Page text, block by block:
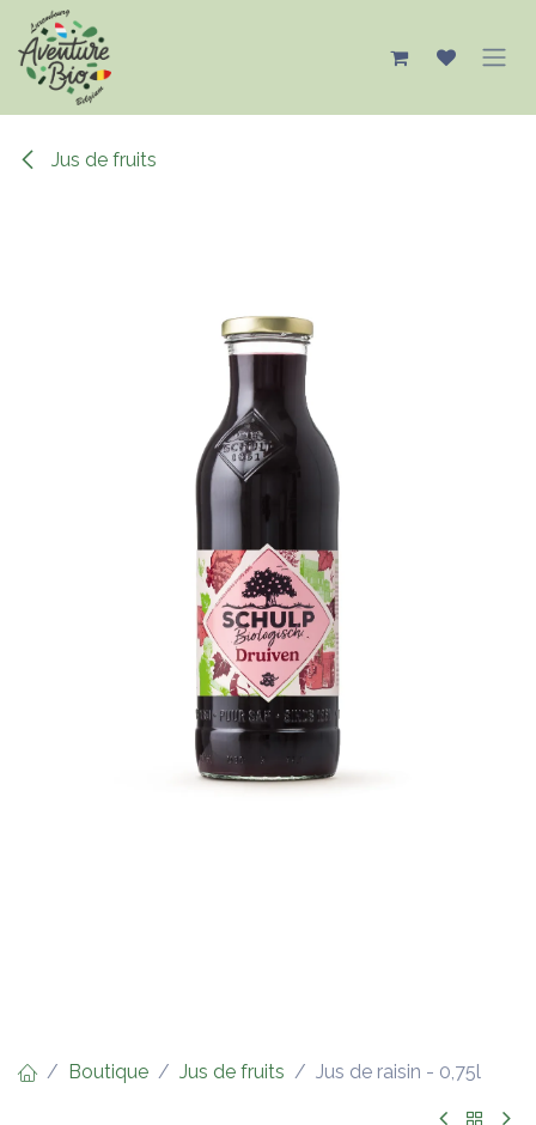
Se rendre au contenu
Jus de fruits
Boutique Jus de fruits Jus de raisin - 0,75l